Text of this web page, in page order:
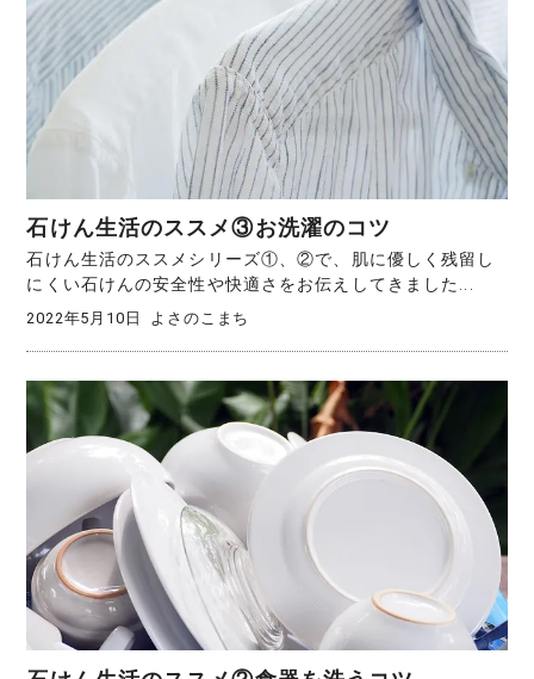
石けん生活のススメ③お洗濯のコツ
石けん生活のススメシリーズ①、②で、肌に優しく残留し
にくい石けんの安全性や快適さをお伝えしてきました...
2022年5月10日 よさのこまち